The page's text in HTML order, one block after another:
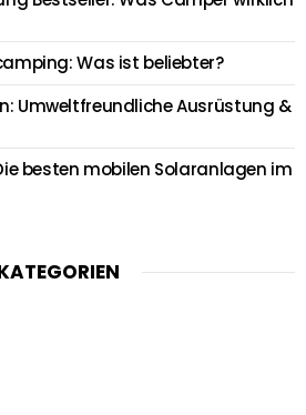
Was ist beliebter?
Umweltfreundliche Ausrüstung &
besten mobilen Solaranlagen im